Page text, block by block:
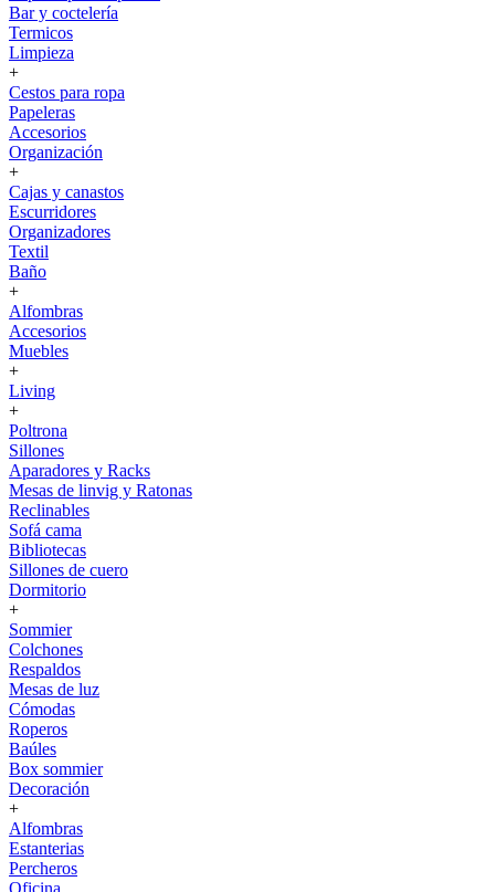
Bar y coctelería
Termicos
Limpieza
+
Cestos para ropa
Papeleras
Accesorios
Organización
+
Cajas y canastos
Escurridores
Organizadores
Textil
Baño
+
Alfombras
Accesorios
Muebles
+
Living
+
Poltrona
Sillones
Aparadores y Racks
Mesas de linvig y Ratonas
Reclinables
Sofá cama
Bibliotecas
Sillones de cuero
Dormitorio
+
Sommier
Colchones
Respaldos
Mesas de luz
Cómodas
Roperos
Baúles
Box sommier
Decoración
+
Alfombras
Estanterias
Percheros
Oficina